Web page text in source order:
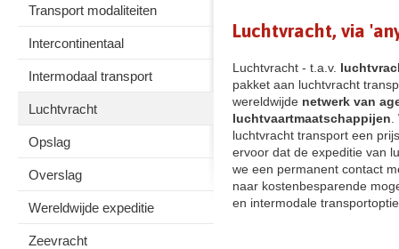
Transport modaliteiten
Intercontinentaal
Intermodaal transport
Luchtvracht
Opslag
Overslag
Wereldwijde expeditie
Zeevracht
Luchtvracht, via
Luchtvracht - t.a.v.
pakket aan luchtvracht
wereldwijde netwerk van
luchtvaartmaatschappijen
luchtvracht transport een
ervoor dat de expeditie van
we een permanent contact
naar kostenbesparende
en intermodale